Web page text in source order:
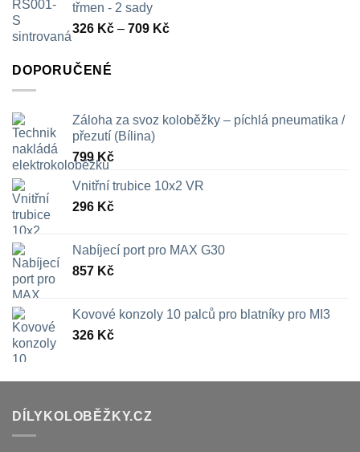
třmen - 2 sady
326 Kč – 709 KčRozpětí
DOPORUČENÉ
Záloha za svoz koloběžky – píchlá pneumatika /
přezutí (Bílina)
799Kč
Vnitřní trubice 10x2 VR
296 Kč
Nabíjecí port pro MAX G30
857 Kč
Kovové konzoly 10 palců pro blatníky pro MI3
326 Kč
DÍLYKOLOBĚŽKY.CZ